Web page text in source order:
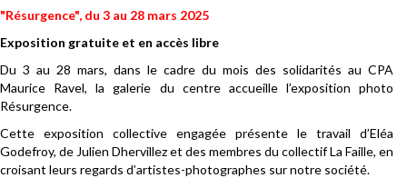
"Résurgence", du 3 au 28 mars 2025
Exposition gratuite et en accès libre
Du 3 au 28 mars, dans le cadre du mois des solidarités au CPA
Maurice Ravel, la galerie du centre accueille l’exposition photo
Résurgence.
Cette exposition collective engagée présente le travail d’Eléa
Godefroy, de Julien Dhervillez et des membres du collectif La Faille, en
croisant leurs regards d’artistes-photographes sur notre société.